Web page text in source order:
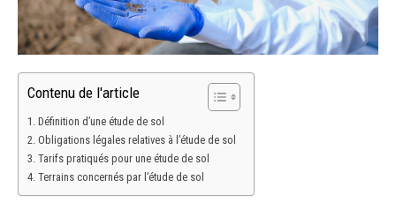
Contenu de l'article
Définition d’une étude de sol
Obligations légales relatives à l’étude de sol
Tarifs pratiqués pour une étude de sol
Terrains concernés par l’étude de sol